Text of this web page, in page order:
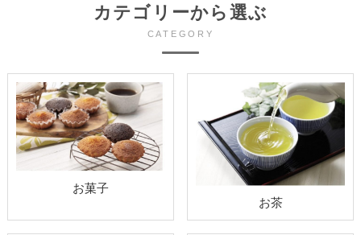
カテゴリーから選ぶ
CATEGORY
お菓子
お茶